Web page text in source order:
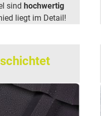
sindhochwertig
liegt im Detail!